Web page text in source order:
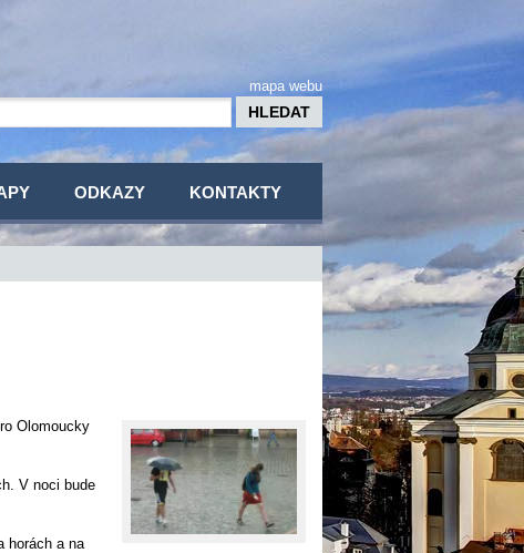
mapa webu
ODKAZY KONTAKTY
Olomoucky
V noci bude
horách a na